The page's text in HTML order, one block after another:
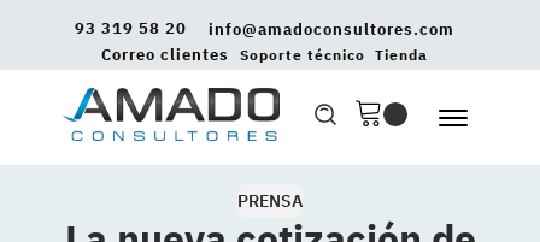
93 319 58 20
info@amadoconsultores.com
Correo clientes
Soporte técnico Tienda
PRENSA